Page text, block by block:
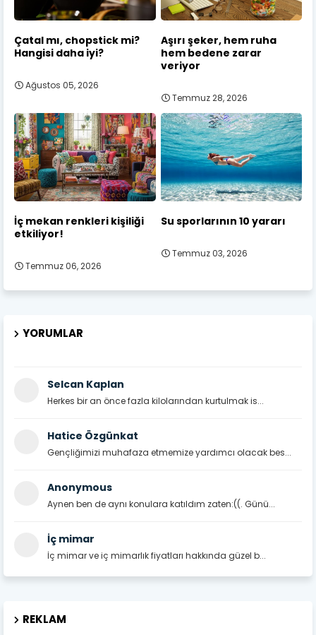
Çatal mı, chopstick mi?
Hangisi daha iyi?
Ağustos 05, 2026
Aşırı şeker, hem ruha
hem bedene zarar
veriyor
Temmuz 28, 2026
İç mekan renkleri kişiliği
etkiliyor!
Temmuz 06, 2026
Su sporlarının 10 yararı
Temmuz 03, 2026
YORUMLAR
Selcan Kaplan
Herkes bir an önce fazla kilolarından kurtulmak is...
Hatice Özgünkat
Gençliğimizi muhafaza etmemize yardımcı olacak bes...
Anonymous
Aynen ben de aynı konulara katıldım zaten:((. Günü...
İç mimar
İç mimar ve iç mimarlık fiyatları hakkında güzel b...
REKLAM